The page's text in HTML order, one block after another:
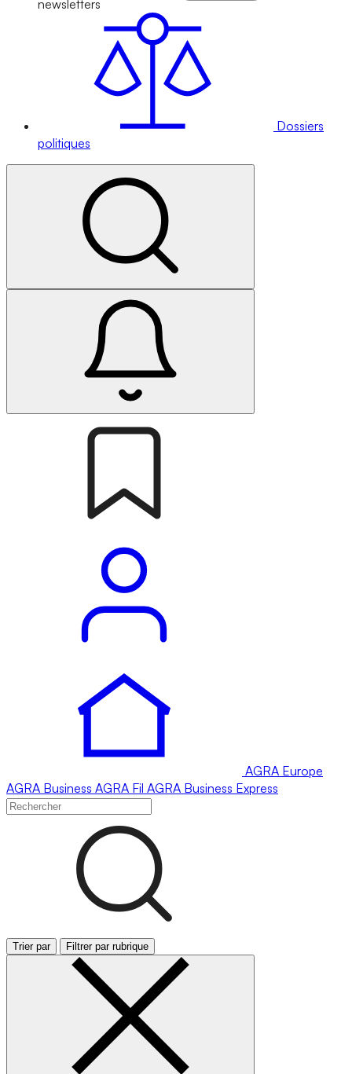
newsletters
Dossiers
politiques
AGRA Europe
AGRA Business AGRA Fil AGRA Business Express
Trier par Filtrer par rubrique